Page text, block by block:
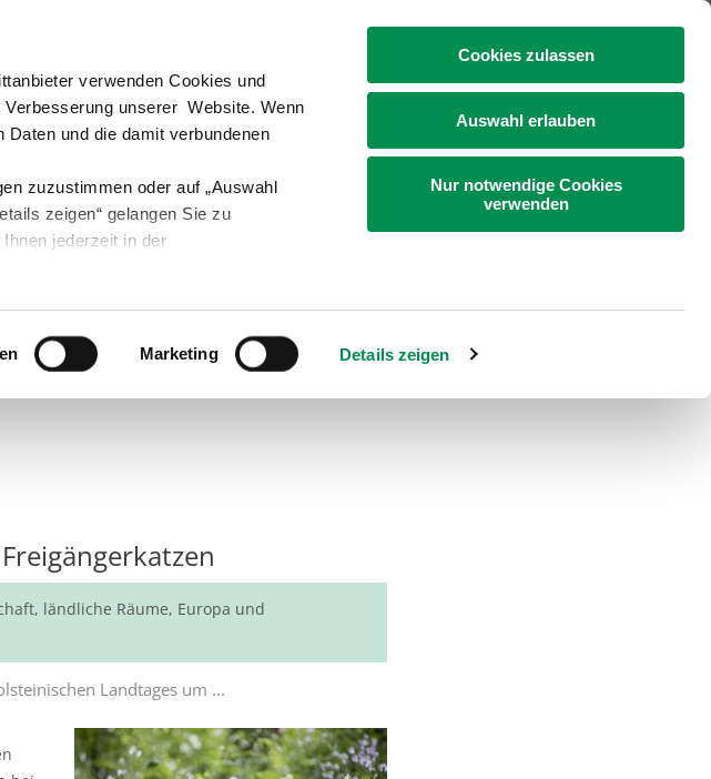
verwenden Cookies und
unserer Website. Wenn
und die damit verbundenen
zuzustimmen oder auf „Auswahl
zeigen“ gelangen Sie zu
jederzeit in der
Marketing Details zeigen
Cookies zulassen
Auswahl erlauben
Nur notwendige Cookies
verwenden
Forst Fischerei Landleben
ländliche Räume, Europa und
Landtages um ...